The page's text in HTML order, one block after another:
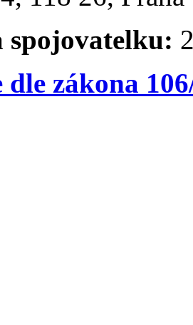
spojovatelku:
zákona